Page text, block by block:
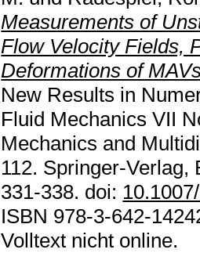
Measurements of
Flow Velocity Fields,
Deformations of
New Results in
Fluid Mechanics VII
Mechanics and
112. Springer-Verlag,
331-338. doi:
ISBN 978-3-642-
Volltext nicht online.